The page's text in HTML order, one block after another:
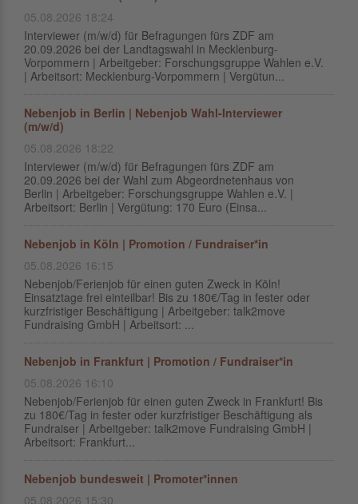
05.08.2026 18:24
Interviewer (m/w/d) für Befragungen fürs ZDF am
20.09.2026 bei der Landtagswahl in Mecklenburg-
Vorpommern | Arbeitgeber: Forschungsgruppe Wahlen e.V.
| Arbeitsort: Mecklenburg-Vorpommern | Vergütun...
Nebenjob in Berlin | Nebenjob Wahl-Interviewer
(m/w/d)
05.08.2026 18:22
Interviewer (m/w/d) für Befragungen fürs ZDF am
20.09.2026 bei der Wahl zum Abgeordnetenhaus von
Berlin | Arbeitgeber: Forschungsgruppe Wahlen e.V. |
Arbeitsort: Berlin | Vergütung: 170 Euro (Einsa...
Nebenjob in Köln | Promotion / Fundraiser*in
05.08.2026 16:15
Nebenjob/Ferienjob für einen guten Zweck in Köln!
Einsatztage frei einteilbar! Bis zu 180€/Tag in fester oder
kurzfristiger Beschäftigung | Arbeitgeber: talk2move
Fundraising GmbH | Arbeitsort: ...
Nebenjob in Frankfurt | Promotion / Fundraiser*in
05.08.2026 16:10
Nebenjob/Ferienjob für einen guten Zweck in Frankfurt! Bis
zu 180€/Tag in fester oder kurzfristiger Beschäftigung als
Fundraiser | Arbeitgeber: talk2move Fundraising GmbH |
Arbeitsort: Frankfurt...
Nebenjob bundesweit | Promoter*innen
05.08.2026 15:30